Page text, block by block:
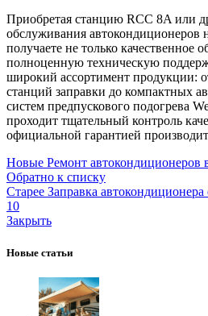
Приобретая станцию RCC 8A или
обслуживания автокондиционеров
получаете не только качественное
полноценную техническую
широкий ассортимент продукции:
станций заправки до компактных
систем предпускового подогрева
проходит тщательный контроль
официальной гарантией
Новые Ремонт автокондиционеров
Обратно к списку
Старее Заправка
10
Закрыть
Новые статьи